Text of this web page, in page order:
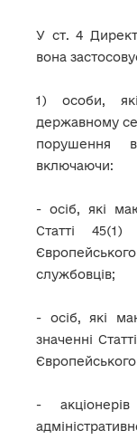
У ст. 4
вона
1) особи,
державному
порушення в
включаючи:
- осіб, які
Статті 45(1)
службовців;
- осіб, які
значенні
-